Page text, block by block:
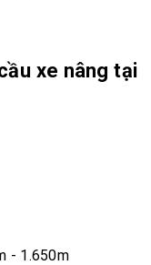
xe nâng tại
- 1.650m